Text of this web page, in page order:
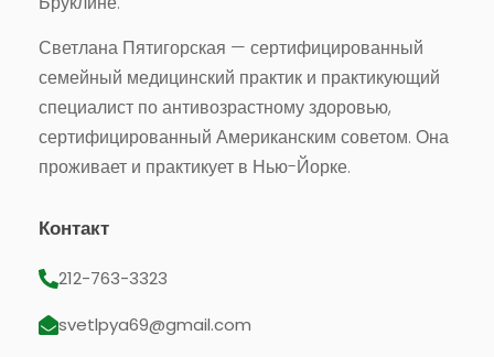
Светлана Пятигорская — сертифицированный
семейный медицинский практик и практикующий
специалист по антивозрастному здоровью,
сертифицированный Американским советом. Она
проживает и практикует в Нью-Йорке.
Контакт
212-763-3323
svetlpya69@gmail.com